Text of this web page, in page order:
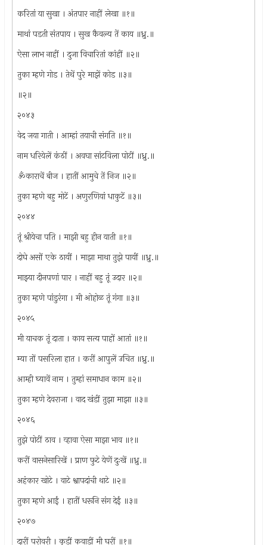
करितां या सुखा । अंतपार नाहीं लेखा ॥१॥
माथां पडती संतपाय । सुख कैवल्य तें काय ॥ध्रु.॥
ऐसा लाभ नाहीं । दुजा विचारितां कांहीं ॥२॥
तुका म्हणे गोड । तेथें पुरे माझें कोड ॥३॥
॥२॥
२०४३
वेद जया गाती । आम्हां तयाची संगति ॥१॥
नाम धरियेलें कंठीं । अवघा सांटविला पोटीं ॥ध्रु.॥
ॐकाराचें बीज । हातीं आमुचे तें निज ॥२॥
तुका म्हणे बहु मोटें । अणुरणियां धाकुटें ॥३॥
२०४४
तूं श्रीयेचा पति । माझी बहु हीन याती ॥१॥
दोघे असों एके ठायीं । माझा माथा तुझे पायीं ॥ध्रु.॥
माझ्या दीनपणां पार । नाहीं बहु तूं उदार ॥२॥
तुका म्हणे पांडुरंगा । मी ओहोळ तूं गंगा ॥३॥
२०४५
मी याचक तूं दाता । काय सत्य पाहों आतां ॥१॥
म्या तों पसरिला हात । करीं आपुलें उचित ॥ध्रु.॥
आम्ही घ्यावें नाम । तुम्हां समाधान काम ॥२॥
तुका म्हणे देवराजा । वाद खंडीं तुझा माझा ॥३॥
२०४६
तुझे पोटीं ठाव । व्हावा ऐसा माझा भाव ॥१॥
करीं वासनेसारिखें । प्राण फुटे येणें दुःखें ॥ध्रु.॥
अहंकार खोटे । वाटे श्वापदांची थाटे ॥२॥
तुका म्हणे आईं । हातीं धरूनि संग देईं ॥३॥
२०४७
दारीं परोवरी । कुडीं कवाडीं मी घरीं ॥१॥